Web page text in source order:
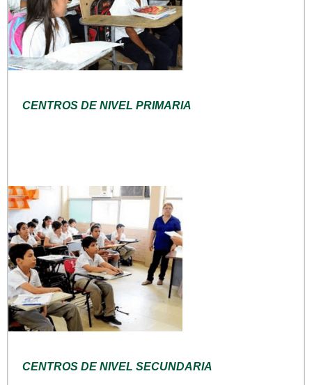
CENTROS DE NIVEL PRIMARIA
CENTROS DE NIVEL SECUNDARIA